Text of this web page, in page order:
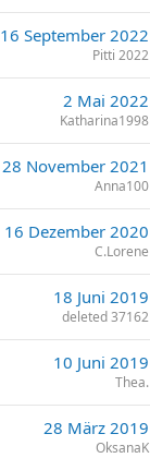
16 September 2022
Pitti 2022
2 Mai 2022
Katharina1998
28 November 2021
Anna100
16 Dezember 2020
C.Lorene
18 Juni 2019
deleted 37162
10 Juni 2019
Thea.
28 März 2019
OksanaK